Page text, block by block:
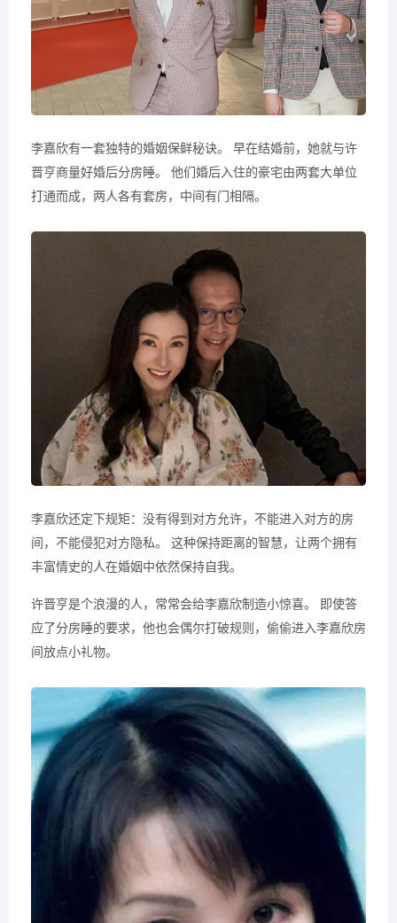
李嘉欣有一套独特的婚姻保鲜秘诀。 早在结婚前，她就与许
晋亨商量好婚后分房睡。 他们婚后入住的豪宅由两套大单位
打通而成，两人各有套房，中间有门相隔。
李嘉欣还定下规矩：没有得到对方允许，不能进入对方的房
间，不能侵犯对方隐私。 这种保持距离的智慧，让两个拥有
丰富情史的人在婚姻中依然保持自我。
许晋亨是个浪漫的人，常常会给李嘉欣制造小惊喜。 即使答
应了分房睡的要求，他也会偶尔打破规则，偷偷进入李嘉欣房
间放点小礼物。